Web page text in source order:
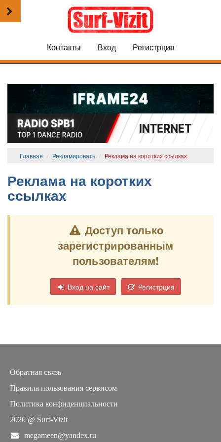
Контакты Вход Регистрция
Главная Рекламировать Реклама на коротких ссылках
Реклама на коротких
ссылках
Доступ только
зарегистрированным
пользователям!
Вход на сайт Регистрция
Обратная связь
Правила пользования сервисом
Политика конфиденциальности
2026 @ Surf-Vizit
megameen@yandex.ru